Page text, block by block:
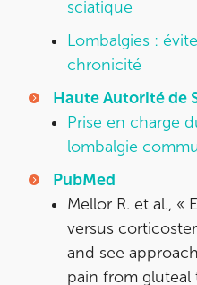
sciatique
Lombalgies :
chronicité
Haute Autorité de
Prise en charge
lombalgie
PubMed
Mellor R. et al., «
versus
and see
pain from